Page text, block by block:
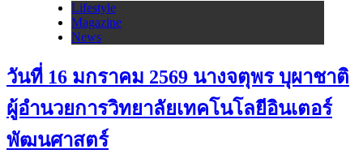
Lifestyle
Magazine
News
วันที่ 16 มกราคม 2569 นางจตุพร บุผาชาติ
ผู้อำนวยการวิทยาลัยเทคโนโลยีอินเตอร์
พัฒนศาสตร์